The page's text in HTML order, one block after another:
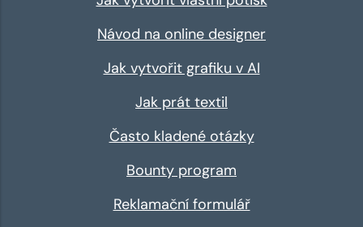
Návod na online designer
Jak vytvořit grafiku v AI
Jak prát textil
Často kladené otázky
Bounty program
Reklamační formulář